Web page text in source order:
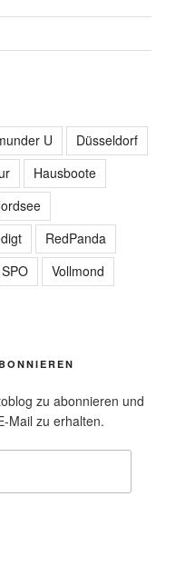
U
Düsseldorf
Hausboote
RedPanda
SPO
Vollmond
zu abonnieren und
Mail zu erhalten.